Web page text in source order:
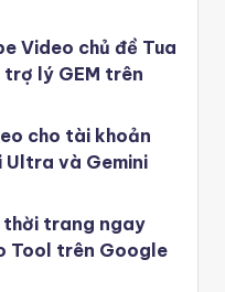
Video chủ đề Tua
lý GEM trên
cho tài khoản
Ultra và Gemini
trang ngay
Tool trên Google